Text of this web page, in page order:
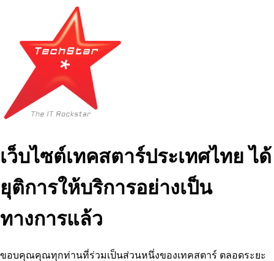
เว็บไซต์เทคสตาร์ประเทศไทย ได้
ยุติการให้บริการอย่างเป็น
ทางการแล้ว
ขอบคุณคุณทุกท่านที่ร่วมเป็นส่วนหนึ่งของเทคสตาร์ ตลอดระยะ